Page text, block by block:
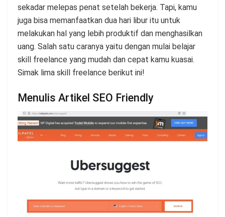
sekadar melepas penat setelah bekerja. Tapi, kamu
juga bisa memanfaatkan dua hari libur itu untuk
melakukan hal yang lebih produktif dan menghasilkan
uang. Salah satu caranya yaitu dengan mulai belajar
skill freelance yang mudah dan cepat kamu kuasai.
Simak lima skill freelance berikut ini!
Menulis Artikel SEO Friendly